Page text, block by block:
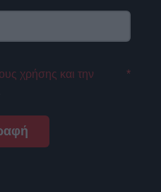
χρήσης και την
*